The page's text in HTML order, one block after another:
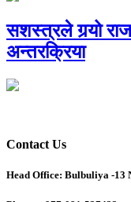
सशस्त्रले गर्‍यो
अन्तरक्रिया
Contact Us
Head Office: Bulbuliya -13